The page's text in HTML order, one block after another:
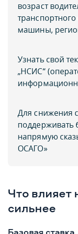
возраст
транспортного
машины,
Узнать свой
„НСИС“
Для снижения
поддерживать
напрямую
ОСАГО»
Что
сильнее